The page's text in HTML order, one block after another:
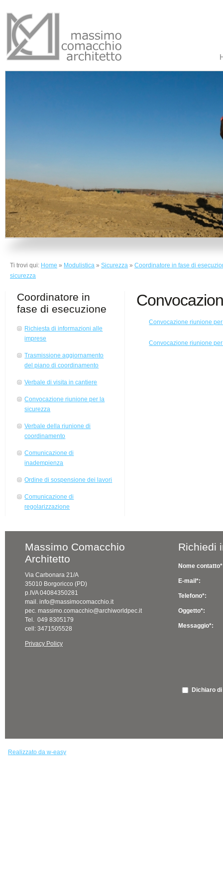
Ti trovi qui: Home » Modulistica » Sicurezza » Coordinatore in fase di
sicurezza
Coordinatore in
fase di esecuzione
Richiesta di informazioni alle
imprese
Trasmissione aggiornamento
del piano di coordinamento
Verbale di visita in cantiere
Convocazione riunione per la
sicurezza
Verbale della riunione di
coordinamento
Comunicazione di
inadempienza
Ordine di sospensione dei lavori
Comunicazione di
regolarizzazione
Convocazione riunione
Convocazione riunione
Massimo Comacchio
Architetto
Via Carbonara 21/A
35010 Borgoricco (PD)
p.IVA 04084350281
mail. info@massimocomacchio.it
pec. massimo.comacchio@archiworldpec.it
Tel. 049 8305179
cell: 3471505528
Privacy Policy
Richiedi
Nome
E-mail*:
Telefono*:
Oggetto*:
Messaggio*:
Dichiaro
Realizzato da w-easy